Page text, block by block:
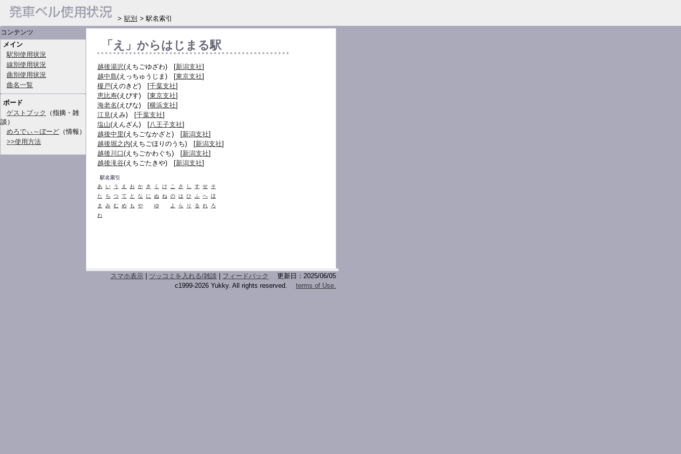
コンテンツ
メイン
駅別使用状況
線別使用状況
曲別使用状況
曲名一覧
ボード
ゲストブック
（指摘・雑
談）
めろでぃ～ぼーど （情報）
>>使用方法
「え」からはじまる駅
越後湯沢(えちごゆざわ) [新潟支社]
越中島(えっちゅうじま) [東京支社]
榎戸(えのきど) [千葉支社]
恵比寿(えびす) [東京支社]
海老名(えびな) [横浜支社]
江見(えみ) [千葉支社]
塩山(えんざん) [八王子支社]
越後中里(えちごなかざと) [新潟支社]
越後堀之内(えちごほりのうち) [新潟支社]
越後川口(えちごかわぐち) [新潟支社]
越後滝谷(えちごたきや) [新潟支社]
駅名索引
あ い う え お か き く け こ さ し す せ そ
た
ち つ て と な に ぬ ね の は ひ ふ へ ほ
ま
み む め も や ゆ よ ら り る れ
ろ
わ
スマホ表示 ツッコミを入れる/雑談 フィードバック
更新日：2025/06/05
c1999-2026 Yukky. All rights reserved. terms of Use.
> 駅別 > 駅名索引